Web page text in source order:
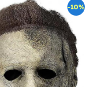
-10%